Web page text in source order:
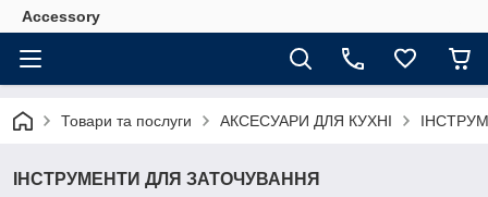
Accessory
Товари та послуги АКСЕСУАРИ ДЛЯ КУХНІ
ІНСТРУМЕНТИ ДЛЯ ЗАТОЧУВАННЯ